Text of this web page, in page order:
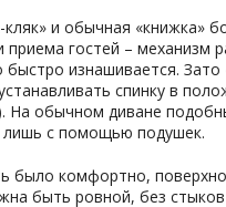
кляк» и обычная «книжка»
приема гостей – механизм
быстро изнашивается. Зато
спинку в
На обычном диване
лишь с помощью подушек.
было комфортно,
быть ровной, без